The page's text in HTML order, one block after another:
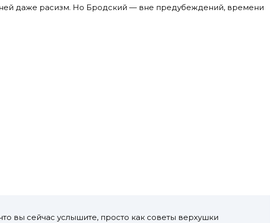
ней даже расизм. Но Бродский — вне предубеждений, времени
вы сейчас услышите, просто как советы верхушки